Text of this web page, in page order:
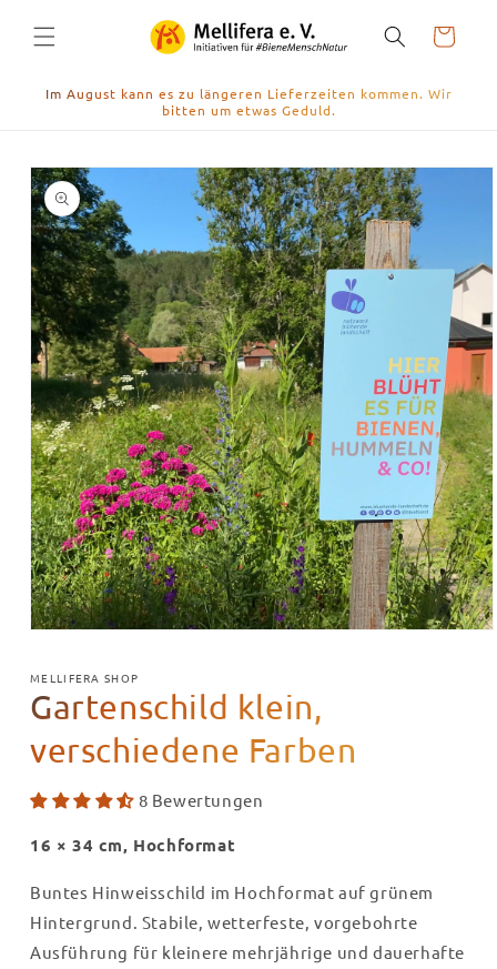
zum
Inhalt
Warenkorb
Im August kann es zu längeren Lieferzeiten kommen. Wir
bitten um etwas Geduld.
Modal
öffnen
MELLIFERA SHOP
Gartenschild klein,
verschiedene Farben
8 Bewertungen
16 × 34 cm, Hochformat
Buntes Hinweisschild im Hochformat auf grünem
Hintergrund. Stabile, wetterfeste, vorgebohrte
Ausführung für kleinere mehrjährige und dauerhafte